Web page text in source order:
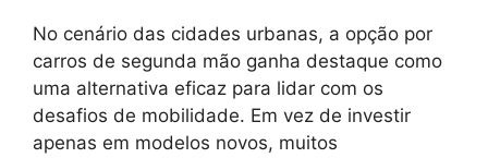
No cenário das cidades urbanas, a opção por
carros de segunda mão ganha destaque como
uma alternativa eficaz para lidar com os
desafios de mobilidade. Em vez de investir
apenas em modelos novos, muitos